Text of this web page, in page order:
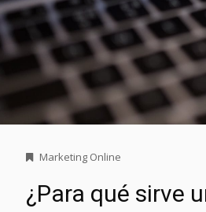
Marketing Online
¿Para qué sirve